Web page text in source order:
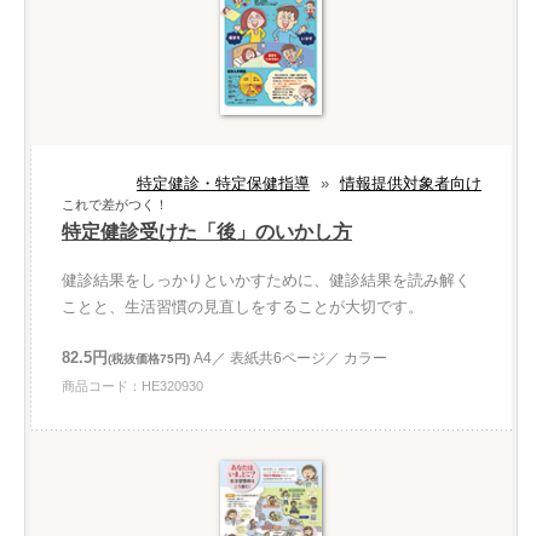
特定健診・特定保健指導 » 情報提供対象者向け
これで差がつく！
特定健診受けた「後」のいかし方
健診結果をしっかりといかすために、健診結果を読み解く
ことと、生活習慣の見直しをすることが大切です。
82.5円(税抜価格75円) A4／ 表紙共6ページ／ カラー
商品コード：HE320930